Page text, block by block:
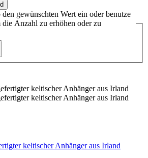
gewünschten Wert ein oder benutze
Anzahl zu erhöhen oder zu
keltischer Anhänger aus Irland